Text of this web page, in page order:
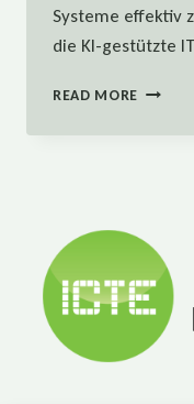
Systeme effektiv
die KI-gestützte
READ MORE KI-
HYPE?